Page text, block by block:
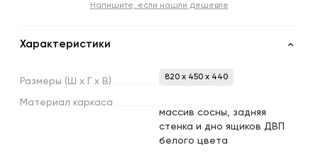
Напишите, если нашли дешевле
Характеристики
Размеры (Ш х х В) 820 x 450 x 440
Материал каркаса
массив сосны, задняя
стенка и дно ящиков ДВП
белого цвета